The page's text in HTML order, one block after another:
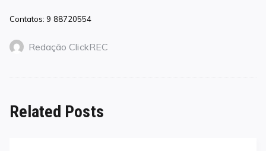
Contatos: 9 88720554
Redação ClickREC
Related Posts